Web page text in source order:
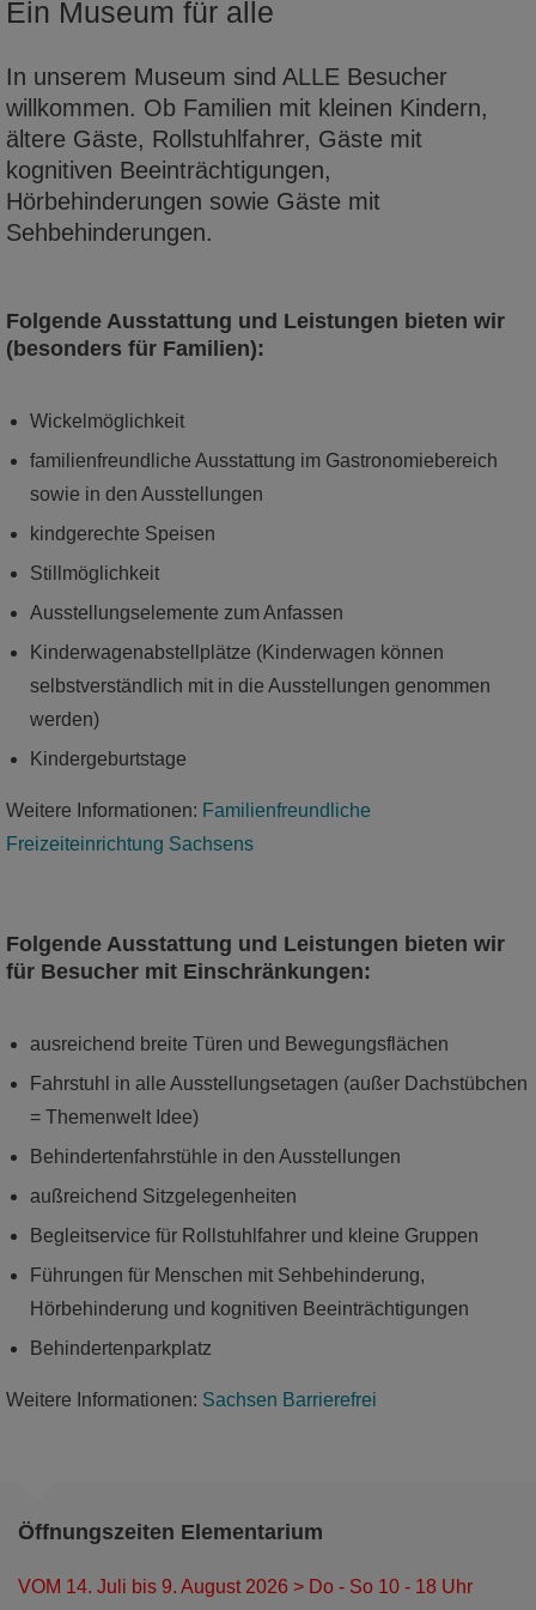
mehr
Führungen. Projekte. Exkursionen
Lernen zum Erlebnis.
Forschungsstätte und Schaumagazin des
Museums der Westlausitz
Kinderprogramme oder wissenschafltiche
Ein Museum für alle
In unserem Museum sind ALLE Besucher
willkommen. Ob Familien mit kleinen Kindern,
ältere Gäste, Rollstuhlfahrer, Gäste mit
kognitiven Beeinträchtigungen,
Hörbehinderungen sowie Gäste mit
Sehbehinderungen.
Folgende Ausstattung und Leistungen bieten wir
(besonders für Familien):
Wickelmöglichkeit
familienfreundliche Ausstattung im Gastronomiebereich
sowie in den Ausstellungen
kindgerechte Speisen
Stillmöglichkeit
Ausstellungselemente zum Anfassen
Kinderwagenabstellplätze (Kinderwagen können
selbstverständlich mit in die Ausstellungen genommen
werden)
Kindergeburtstage
Weitere Informationen: Familienfreundliche
Freizeiteinrichtung Sachsens
Folgende Ausstattung und Leistungen bieten wir
für Besucher mit Einschränkungen:
ausreichend breite Türen und Bewegungsflächen
Fahrstuhl in alle Ausstellungsetagen (außer Dachstübchen
= Themenwelt Idee)
Behindertenfahrstühle in den Ausstellungen
außreichend Sitzgelegenheiten
Begleitservice für Rollstuhlfahrer und kleine Gruppen
Führungen für Menschen mit Sehbehinderung,
Hörbehinderung und kognitiven Beeinträchtigungen
Behindertenparkplatz
Weitere Informationen: Sachsen Barrierefrei
Öffnungszeiten Elementarium
VOM 14. Juli bis 9. August 2026 > Do - So 10 - 18 Uhr